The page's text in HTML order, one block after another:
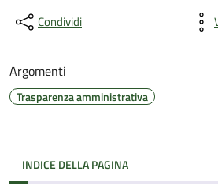
Condividi
Argomenti
Trasparenza amministrativa
INDICE DELLA PAGINA